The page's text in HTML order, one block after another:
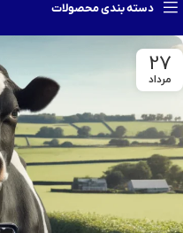
دسته بندی محصولات
27
مرداد